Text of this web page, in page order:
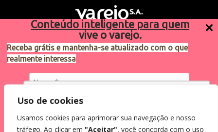
Conteúdo inteligente para quem
vive o varejo.
Receba grátis e mantenha-se atualizado com o que
realmente interessa
Eu concordo em receber comunicações.
Utilizamos cookies para oferecer melhor
como você interage em nosso site e
Uso de cookies
Usamos cookies para aprimorar sua navegação e nosso
tráfego. Ao clicar em "Aceitar", você concorda com o uso
Sugestões de pauta
varejosa@cndl.org.br